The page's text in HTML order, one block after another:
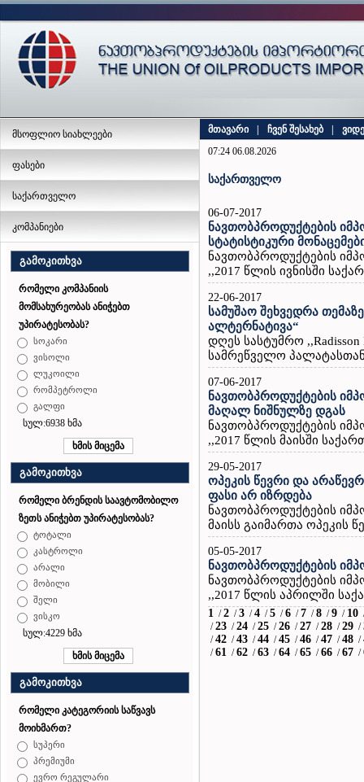
მსოფლიო სიახლეები
ფასები
საქართველო
კომპანიები
გამოკითხვა
რომელი კომპანიის
მომსახურეობას ანიჭებთ
უპირატესობას?
სოკარი
ვისოლი
ლუკოილი
რომპეტროლი
გალფი
სულ:6938 ხმა
გამოკითხვა
რომელი ბრენდის საავტომობილო
ზეთს ანიჭებთ უპირატესობას?
ტოტალი
კასტროლი
არალი
მობილი
შელი
ვისკო
სულ:4229 ხმა
გამოკითხვა
რომელი კატეგორიის საწვავს
მოიხმართ?
სუპერი
პრემიუმი
ევრო რეგულარი
მთავარი ჩვენ შესახებ
07:24 06.08.2026
საქართველო
06-07-2017
ნავთობპროდუქტების
სტატისტიკური
ნავთობპროდუქტების
,,2017 წლის ივნისში
22-06-2017
სამუშაო შეხვედრა
ალტერნატივა“
დღეს სასტუმრო
სამრეწველო
07-06-2017
ნავთობპროდუქტების
მაღალ ნიშნულზე დგას
ნავთობპროდუქტების
,,2017 წლის მაისში
29-05-2017
ოპეკის წევრი და
ფასი არ იზრდება
ნავთობპროდუქტების
მაისს გაიმართა ოპეკის
05-05-2017
ნავთობპროდუქტების
ნავთობპროდუქტების
,,2017 წლის აპრილში
1 / 2 / 3 / 4 / 5 / 6 / 7 / 8 / 9 / 10
/ 23 / 24 / 25 / 26 / 27 / 28 / 29 /
/ 42 / 43 / 44 / 45 / 46 / 47 / 48 /
/ 61 / 62 / 63 / 64 / 65 / 66 / 67 /